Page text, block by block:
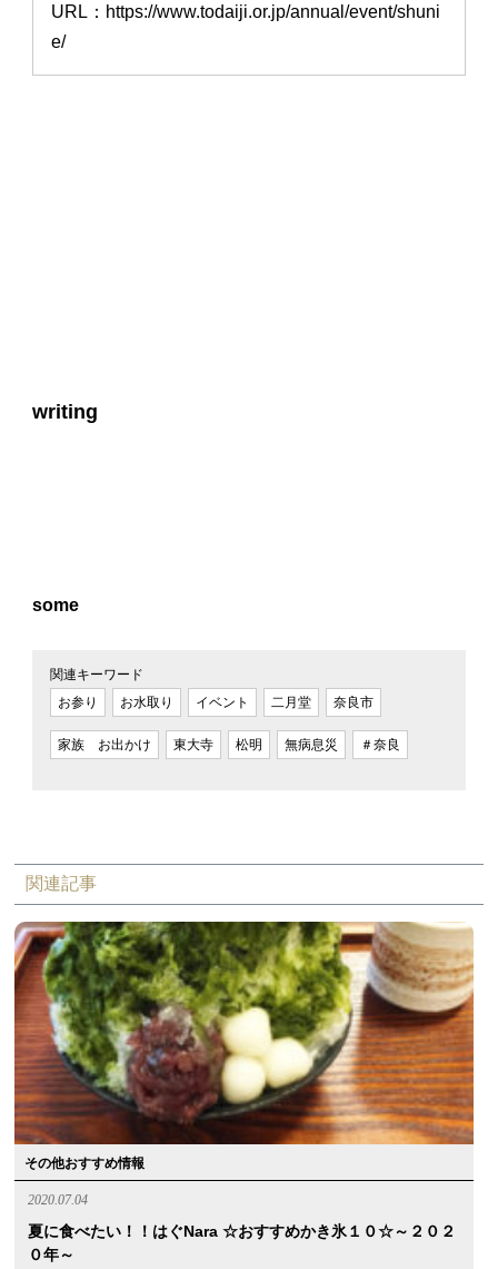
URL：https://www.todaiji.or.jp/annual/event/shuni
e/
writing
some
関連キーワード
お参り
お水取り イベント 二月堂 奈良市
家族 お出かけ 東大寺 松明 無病息災 ＃奈良
関連記事
その他おすすめ情報
2020.07.04
夏に食べたい！！はぐnara ☆おすすめかき氷１０☆～２０２
０年～